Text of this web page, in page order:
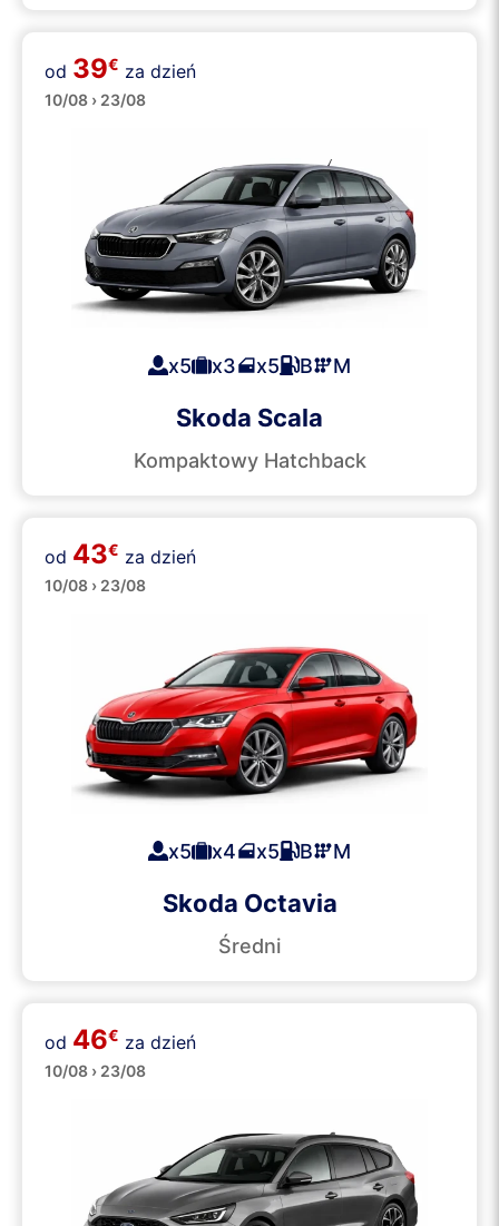
Średnie
od 39€ za dzień
10/08 › 23/08
x5 x3 x5 B M
Skoda Scala
Kompaktowy Hatchback
Duże
od 43€ za dzień
10/08 › 23/08
x5 x4 x5 B M
Skoda Octavia
Średni
Kombi
od 46€ za dzień
10/08 › 23/08